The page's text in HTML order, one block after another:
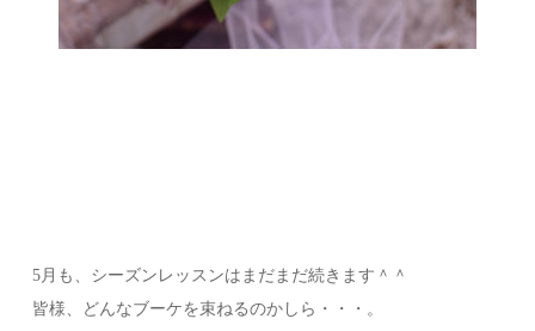
5月も、シーズンレッスンはまだまだ続きます＾＾
皆様、どんなブーケを束ねるのかしら・・・。